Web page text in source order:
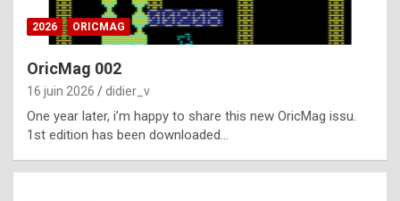
ff
i
l
t
t
2026 ORICMAG
OricMag 002
16 juin 2026 didier_v
One year later, i’m happy to share this new OricMag issu.
1st edition has been downloaded…